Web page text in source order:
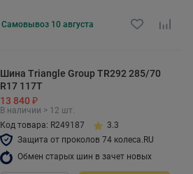
Самовывоз 10 августа
Шина Triangle Group TR292 285/70
R17 117T
13 840 ₽
В наличии > 12 шт.
Код товара: R249187
3.3
Защита от проколов 74 колеса.RU
Обмен старых шин в зачет новых